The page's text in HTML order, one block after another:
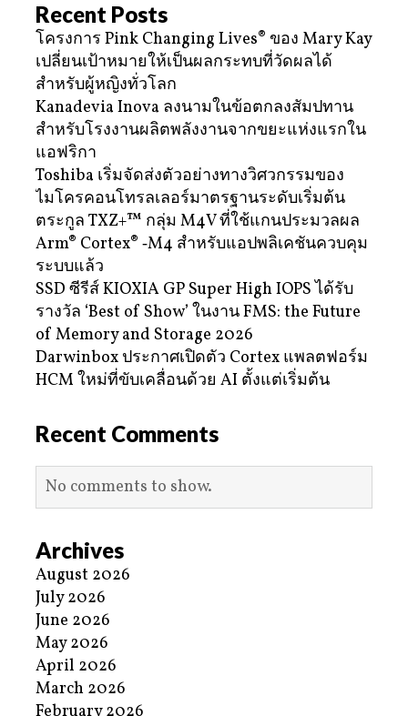
Recent Posts
โครงการ Pink Changing Lives® ของ Mary Kay
เปลี่ยนเป้าหมายให้เป็นผลกระทบที่วัดผลได้
สำหรับผู้หญิงทั่วโลก
Kanadevia Inova ลงนามในข้อตกลงสัมปทาน
สำหรับโรงงานผลิตพลังงานจากขยะแห่งแรกใน
แอฟริกา
Toshiba เริ่มจัดส่งตัวอย่างทางวิศวกรรมของ
ไมโครคอนโทรลเลอร์มาตรฐานระดับเริ่มต้น
ตระกูล TXZ+™ กลุ่ม M4V ที่ใช้แกนประมวลผล
Arm® Cortex® ‑M4 สำหรับแอปพลิเคชันควบคุม
ระบบแล้ว
SSD ซีรีส์ KIOXIA GP Super High IOPS ได้รับ
รางวัล ‘Best of Show’ ในงาน FMS: the Future
of Memory and Storage 2026
Darwinbox ประกาศเปิดตัว Cortex แพลตฟอร์ม
HCM ใหม่ที่ขับเคลื่อนด้วย AI ตั้งแต่เริ่มต้น
Recent Comments
No comments to show.
Archives
August 2026
July 2026
June 2026
May 2026
April 2026
March 2026